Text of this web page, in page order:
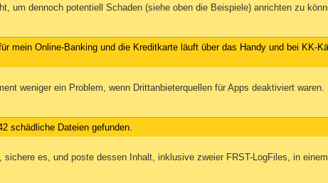
um dennoch potentiell Schaden (siehe oben die Beispiele) anrichten zu
mein Online-Banking und die Kreditkarte läuft über das Handy und bei
weniger ein Problem, wenn Drittanbieterquellen für Apps deaktiviert waren.
schädliche Dateien gefunden.
sichere es, und poste dessen Inhalt, inklusive zweier FRST-LogFiles, in